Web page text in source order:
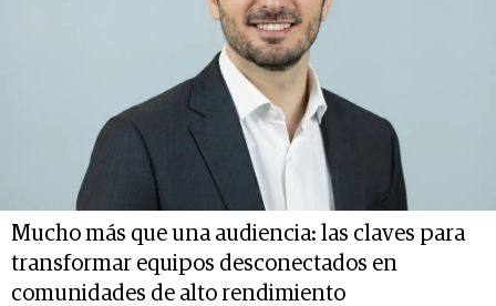
Mucho más que una audiencia: las claves para
transformar equipos desconectados en
comunidades de alto rendimiento